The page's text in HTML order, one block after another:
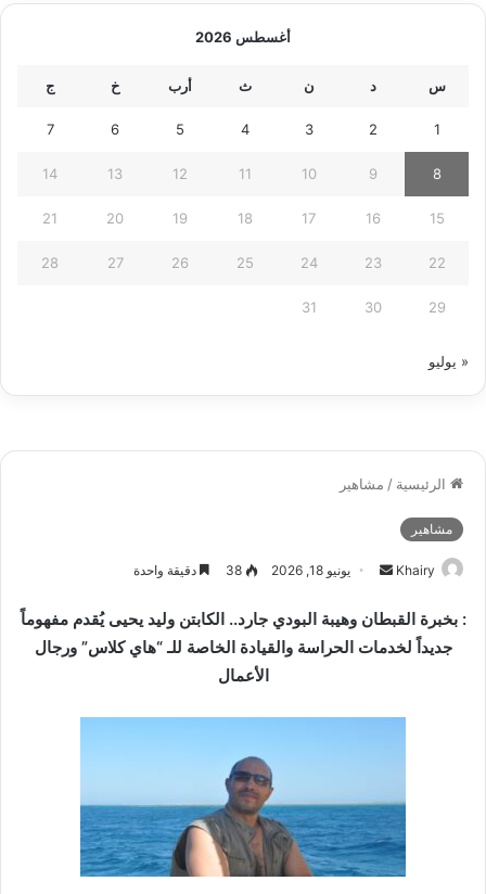
أغسطس 2026
س د ن ث أرب خ ج
1
2
3
4
5
6
7
8
9
10
11
12
13
14
15
16
17
18
19
20
21
22
23
24
25
26
27
28
29
30
31
« يوليو